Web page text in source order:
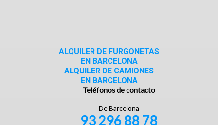
ALQUILER DE FURGONETAS
EN BARCELONA
ALQUILER DE CAMIONES
EN BARCELONA
Teléfonos de contacto
De Barcelona
93 296 88 78